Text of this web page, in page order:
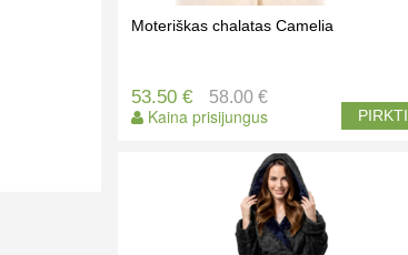
Moteriškas chalatas Camelia
53.50 €
Kaina prisijungus
58.00 €
PIRKTI